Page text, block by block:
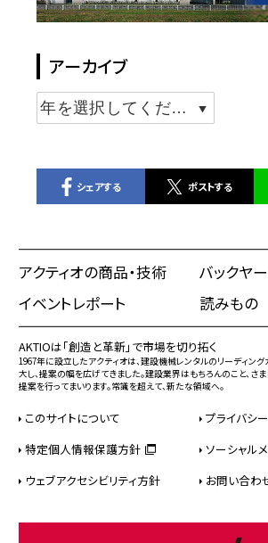
アーカイブ
シェアする ポストする
アクティオの商品・技術
バックヤ
イベントレポート
読みもの
AKTIOは「創造と革新」で市場を切り拓く
1967年に設立したアクティオは、建設機械レンタルのリーディン
大し、提案の幅を広げてきました。建設業界はもちろんのこと、さ
提案を行ってまいります。常識を超えて、新たな領域へ。
このサイトについて
プライバシ
特定個人情報保護方針
ソーシャル
ウェブアクセシビリティ方針
お問い合わ